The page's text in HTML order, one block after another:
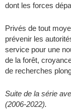
dont les forces
Privés de tout
prévenir les
service pour une
de la forêt,
de recherches
Suite de la série
(2006-2022).